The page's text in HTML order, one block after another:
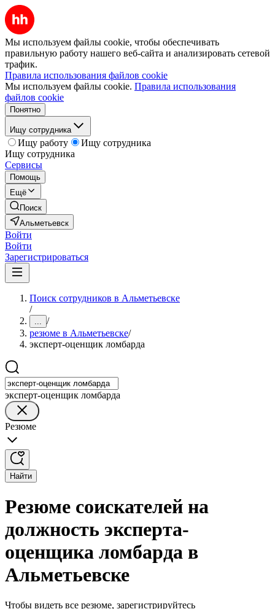
Мы используем файлы cookie, чтобы обеспечивать
правильную работу нашего веб-сайта и анализировать сетевой
трафик.
Правила использования файлов cookie
Мы используем файлы cookie. Правила использования
файлов cookie
Понятно
Ищу сотрудника
Ищу работу
Ищу сотрудника
Ищу сотрудника
Сервисы
Помощь
Ещё
Поиск
Альметьевск
Войти
Войти
Зарегистрироваться
Поиск сотрудников в Альметьевске
/
... /
резюме в Альметьевске/
эксперт-оценщик ломбарда
эксперт-оценщик ломбарда
Резюме
Найти
Резюме соискателей на
должность эксперта-
оценщика ломбарда в
Альметьевске
Чтобы видеть все резюме, зарегистрируйтесь